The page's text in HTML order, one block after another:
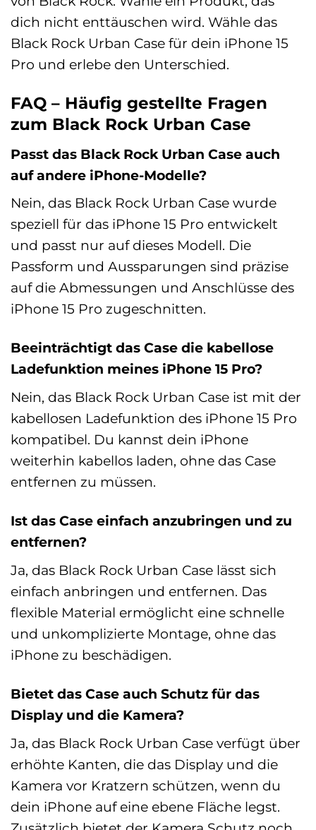
dich nicht enttäuschen wird. Wähle das
Black Rock Urban Case für dein iPhone 15
Pro und erlebe den Unterschied.
FAQ – Häufig gestellte Fragen
zum Black Rock Urban Case
Passt das Black Rock Urban Case auch
auf andere iPhone-Modelle?
Nein, das Black Rock Urban Case wurde
speziell für das iPhone 15 Pro entwickelt
und passt nur auf dieses Modell. Die
Passform und Aussparungen sind präzise
auf die Abmessungen und Anschlüsse des
iPhone 15 Pro zugeschnitten.
Beeinträchtigt das Case die kabellose
Ladefunktion meines iPhone 15 Pro?
Nein, das Black Rock Urban Case ist mit der
kabellosen Ladefunktion des iPhone 15 Pro
kompatibel. Du kannst dein iPhone
weiterhin kabellos laden, ohne das Case
entfernen zu müssen.
Ist das Case einfach anzubringen und zu
entfernen?
Ja, das Black Rock Urban Case lässt sich
einfach anbringen und entfernen. Das
flexible Material ermöglicht eine schnelle
und unkomplizierte Montage, ohne das
iPhone zu beschädigen.
Bietet das Case auch Schutz für das
Display und die Kamera?
Ja, das Black Rock Urban Case verfügt über
erhöhte Kanten, die das Display und die
Kamera vor Kratzern schützen, wenn du
dein iPhone auf eine ebene Fläche legst.